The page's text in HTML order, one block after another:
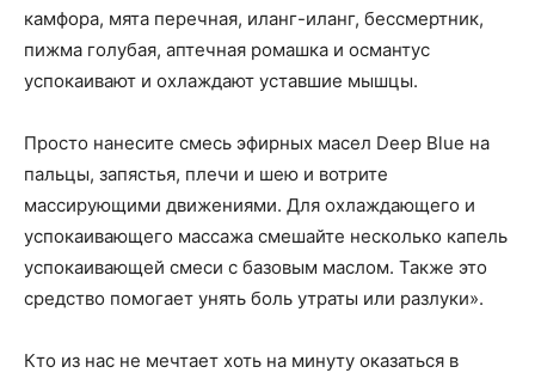
камфора, мята перечная, иланг-иланг, бессмертник,
пижма голубая, аптечная ромашка и османтус
успокаивают и охлаждают уставшие мышцы.
Просто нанесите смесь эфирных масел Deep Blue на
пальцы, запястья, плечи и шею и вотрите
массирующими движениями. Для охлаждающего и
успокаивающего массажа смешайте несколько капель
успокаивающей смеси с базовым маслом. Также это
средство помогает унять боль утраты или разлуки».
Кто из нас не мечтает хоть на минуту оказаться в